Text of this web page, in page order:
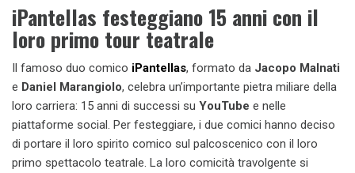
iPantellas festeggiano 15 anni con il
loro primo tour teatrale
Il famoso duo comico iPantellas, formato da Jacopo Malnati
e Daniel Marangiolo, celebra un’importante pietra miliare della
loro carriera: 15 anni di successi su YouTube e nelle
piattaforme social. Per festeggiare, i due comici hanno deciso
di portare il loro spirito comico sul palcoscenico con il loro
primo spettacolo teatrale. La loro comicità travolgente si